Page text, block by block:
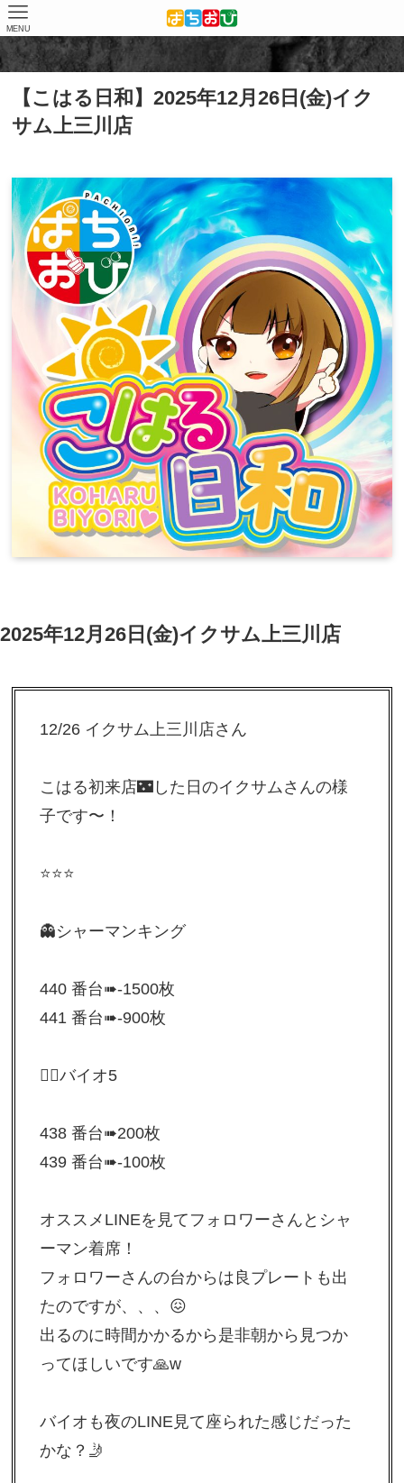
MENU
ホーム 店舗（結果） イクサム上三川店
【こはる日和】2025年12月26日(金)イク
サム上三川店
2025年12月26日(金)イクサム上三川店
12/26 イクサム上三川店さん
こはる初来店🌃した日のイクサムさんの様
子です〜！
⭐️⭐️⭐
👻シャーマンキング
440 番台➠-1500枚
441 番台➠-900枚
🧟‍♀️バイオ5
438 番台➠200枚
439 番台➠-100枚
オススメLINEを見てフォロワーさんとシャ
ーマン着席！
フォロワーさんの台からは良プレートも出
たのですが、、、😖
出るのに時間かかるから是非朝から見つか
ってほしいです🙏w
バイオも夜のLINE見て座られた感じだった
かな？🤳